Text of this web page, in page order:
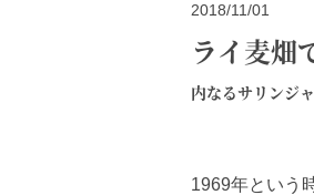
2018/11/01
ライ麦畑
内なるサリンジ
1969年という